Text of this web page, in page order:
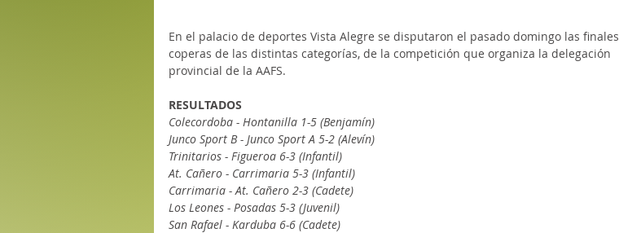
En el palacio de deportes Vista Alegre se disputaron el pasado domingo las finales
coperas de las distintas categorías, de la competición que organiza la delegación
provincial de la AAFS.
RESULTADOS
Colecordoba - Hontanilla 1-5 (Benjamín)
Junco Sport B - Junco Sport A 5-2 (Alevín)
Trinitarios - Figueroa 6-3 (Infantil)
At. Cañero - Carrimaria 5-3 (Infantil)
Carrimaria - At. Cañero 2-3 (Cadete)
Los Leones - Posadas 5-3 (Juvenil)
San Rafael - Karduba 6-6 (Cadete)